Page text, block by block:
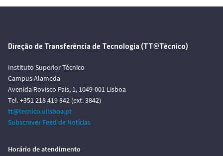
Direção de Transferência de Tecnologia (TT@Técnico)
Instituto Superior Técnico
Campus Alameda
Avenida Rovisco Pais, 1, 1049-001 Lisboa
Tel. +351 218 419 842 (ext. 3842)
tt@tecnico.ulisboa.pt
Subscrever Feed de Notícias
Horário de atendimento